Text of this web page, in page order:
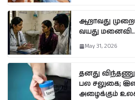
ஆறாவது
வயது
May 31, 2026
தனது
பல சலுகை;
அழைக்கும்